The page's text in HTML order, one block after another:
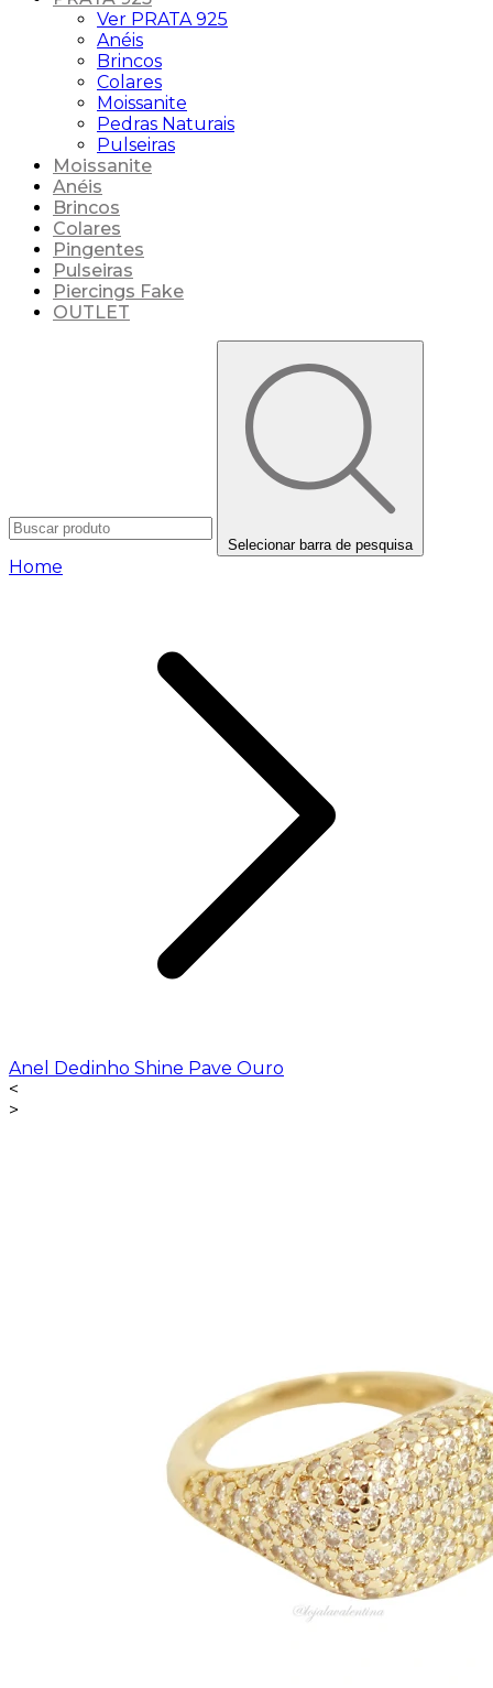
Ver PRATA 925
Anéis
Brincos
Colares
Moissanite
Pedras Naturais
Pulseiras
Moissanite
Anéis
Brincos
Colares
Pingentes
Pulseiras
Piercings Fake
OUTLET
Selecionar barra de pesquisa
Home
Anel Dedinho Shine Pave Ouro
<
>